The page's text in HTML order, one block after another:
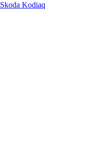
Skoda Kodiaq